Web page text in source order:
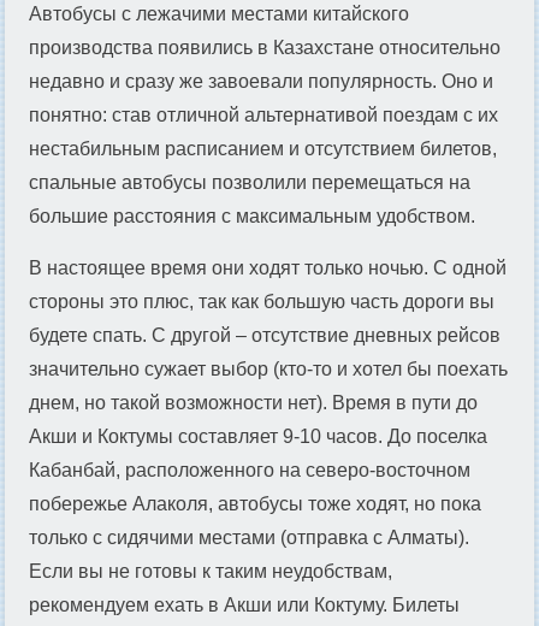
Автобусы с лежачими местами китайского
производства появились в Казахстане относительно
недавно и сразу же завоевали популярность. Оно и
понятно: став отличной альтернативой поездам с их
нестабильным расписанием и отсутствием билетов,
спальные автобусы позволили перемещаться на
большие расстояния с максимальным удобством.
В настоящее время они ходят только ночью. С одной
стороны это плюс, так как большую часть дороги вы
будете спать. С другой – отсутствие дневных рейсов
значительно сужает выбор (кто-то и хотел бы поехать
днем, но такой возможности нет). Время в пути до
Акши и Коктумы составляет 9-10 часов. До поселка
Кабанбай, расположенного на северо-восточном
побережье Алаколя, автобусы тоже ходят, но пока
только с сидячими местами (отправка с Алматы).
Если вы не готовы к таким неудобствам,
рекомендуем ехать в Акши или Коктуму. Билеты